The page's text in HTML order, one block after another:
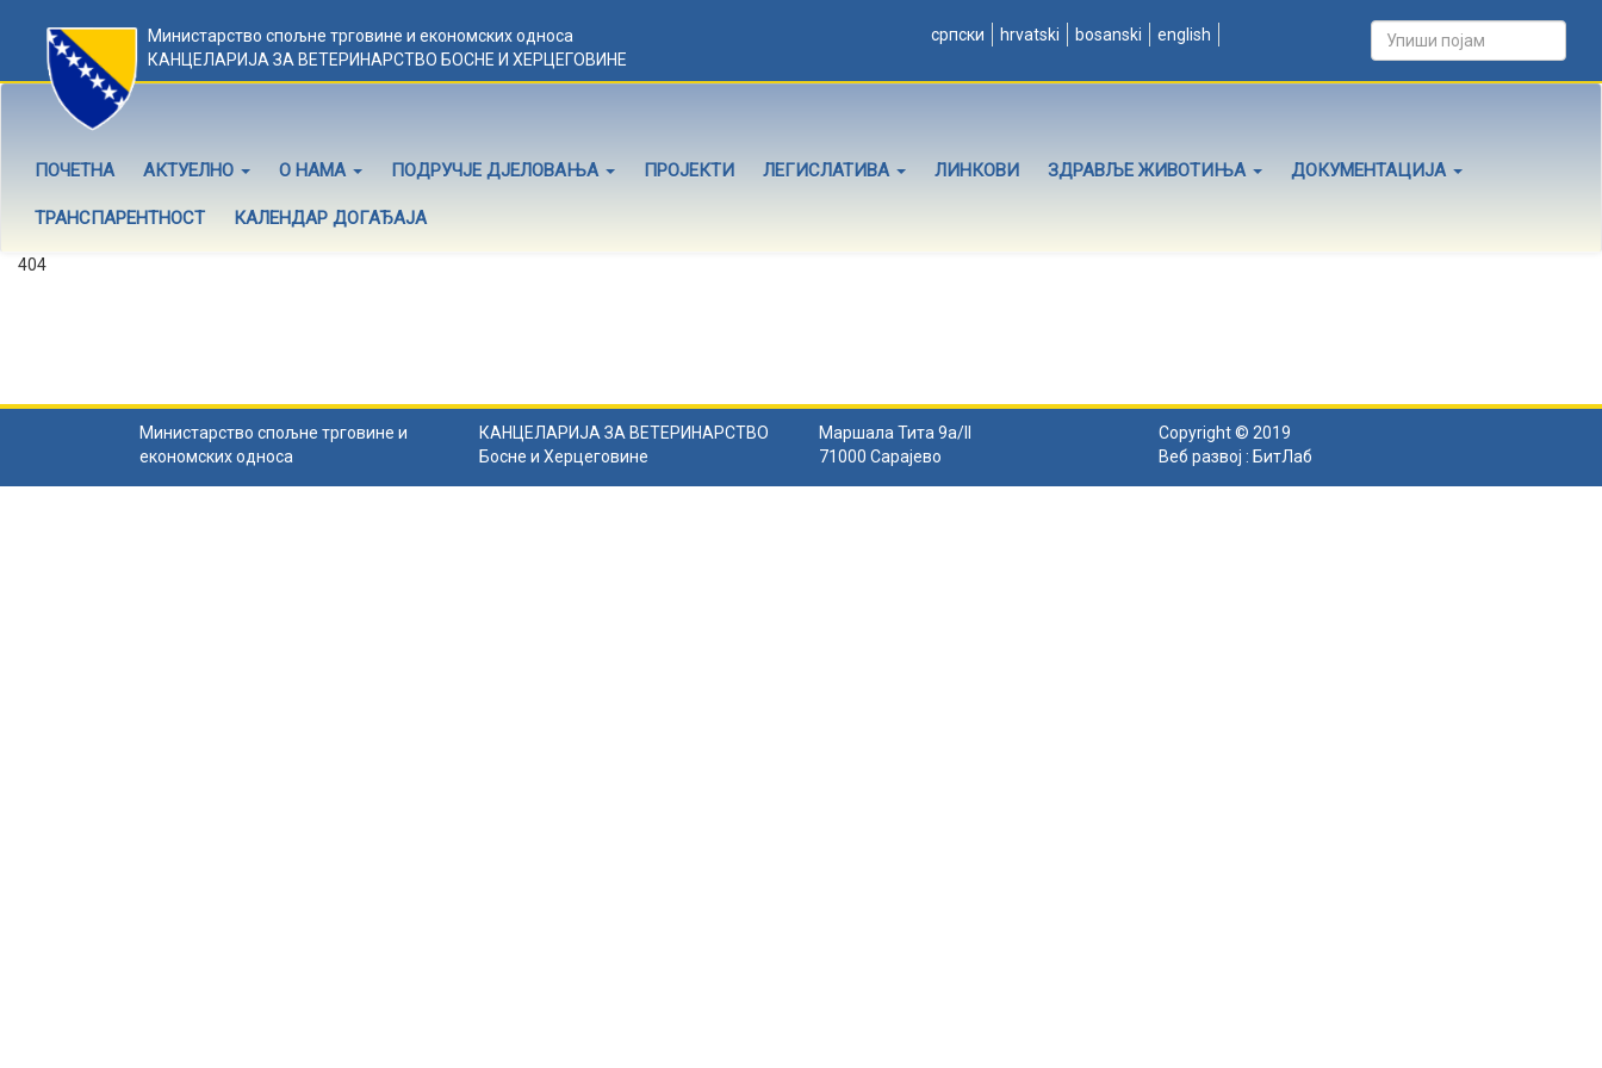
Министарство спољне трговине и економских односа
КАНЦЕЛАРИЈА ЗА ВЕТЕРИНАРСТВО БОСНЕ И ХЕРЦЕГОВИНЕ
српски hrvatski bosanski english
ПОЧЕТНА АКТУЕЛНО О НАМА ПОДРУЧЈЕ ДЈЕЛОВАЊА ПРОЈЕКТИ ЛЕГИСЛАТИВА ЛИНКОВИ ЗДРАВЉЕ ЖИВОТИЊА ДОКУМЕНТАЦИЈА
ТРАНСПАРЕНТНОСТ КАЛЕНДАР ДОГАЂАЈА
404
Министарство спољне трговине и
економских односа
КАНЦЕЛАРИЈА ЗА ВЕТЕРИНАРСТВО
Босне и Херцеговине
Маршала Тита 9а/II
71000 Сарајево
Copyright © 2019
Веб развој : БитЛаб